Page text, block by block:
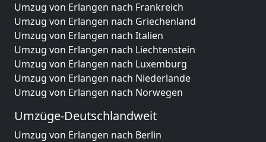
Umzug von Erlangen nach Frankreich
Umzug von Erlangen nach Griechenland
Umzug von Erlangen nach Italien
Umzug von Erlangen nach Liechtenstein
Umzug von Erlangen nach Luxemburg
Umzug von Erlangen nach Niederlande
Umzug von Erlangen nach Norwegen
Umzüge-Deutschlandweit
Umzug von Erlangen nach Berlin